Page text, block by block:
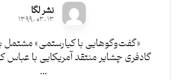
نشر لگا
۱۳۹۹-۰۳-۱۳
«گفت‌وگوهایی با کیارستمی»
گادفری چشایر منتقد آمریکایی با عباس
...